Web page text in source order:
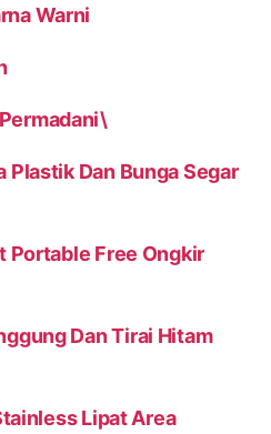
Warni
Plastik Dan Bunga Segar
Portable Free Ongkir
Dan Tirai Hitam
Lipat Area